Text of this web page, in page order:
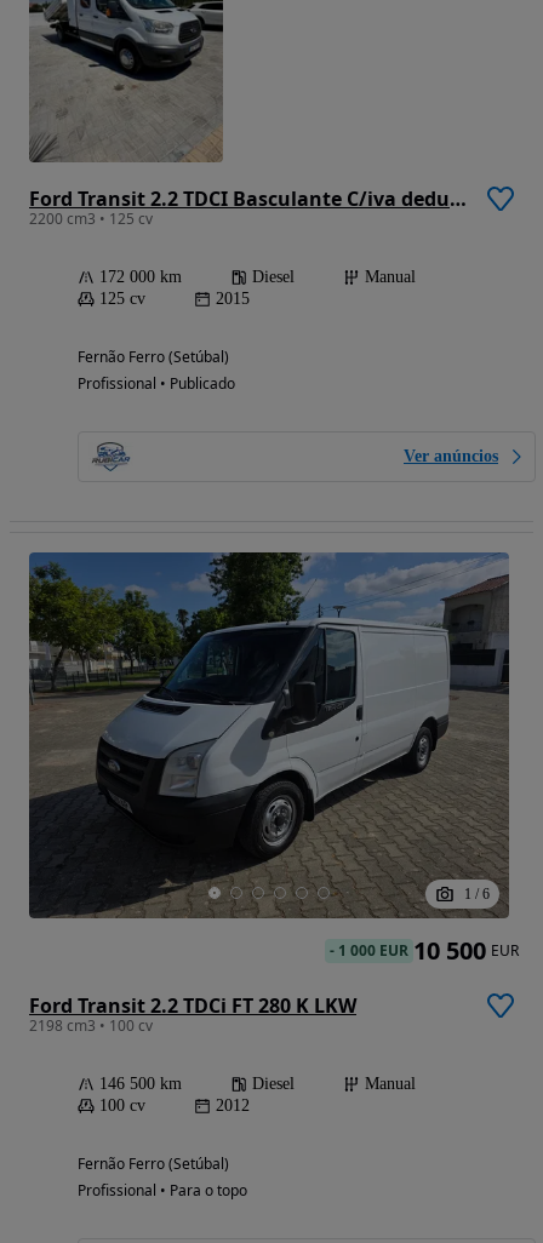
Ford Transit 2.2 TDCI Basculante C/iva dedutivel
2200 cm3 • 125 cv
172 000 km Diesel
Manual
125 cv
2015
Fernão Ferro (Setúbal)
Profissional • Publicado
Ver anúncios
1 / 6
Ford Transit 2.2 TDCi FT 280 K LKW
2198 cm3 • 100 cv
146 500 km Diesel
Manual
100 cv
2012
Fernão Ferro (Setúbal)
Profissional • Para o topo
- 1 000 EUR 10 500 EUR